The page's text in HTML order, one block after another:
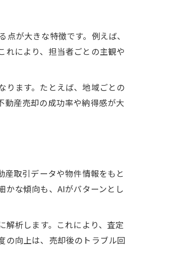
が大きな特徴です。例えば、
れにより、担当者ごとの主観や
ります。たとえば、地域ごとの
動産売却の成功率や納得感が大
取引データや物件情報をもと
かな傾向も、AIがパターンとし
析します。これにより、査定
の向上は、売却後のトラブル回